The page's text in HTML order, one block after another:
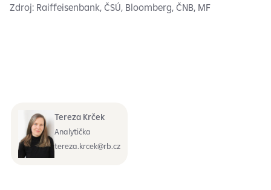
Zdroj: Raiffeisenbank, ČSÚ, Bloomberg, ČNB, MF
Tereza Krček
Analytička
tereza.krcek@rb.cz